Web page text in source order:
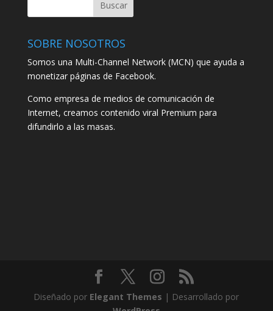
SOBRE NOSOTROS
Somos una Multi-Channel Network (MCN) que ayuda a
monetizar páginas de Facebook.
Como empresa de medios de comunicación de
Internet, creamos contenido viral Premium para
difundirlo a las masas.
Diseñado por Elegant Themes | Desarrollado por